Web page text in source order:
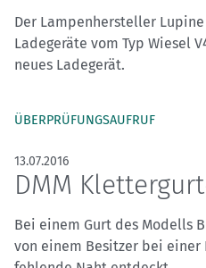
Der Lampenhersteller
Ladegeräte vom Typ Wiesel
neues Ladegerät.
ÜBERPRÜFUNGSAUFRUF
13.07.2016
DMM
Bei einem Gurt des Modells
von einem Besitzer bei